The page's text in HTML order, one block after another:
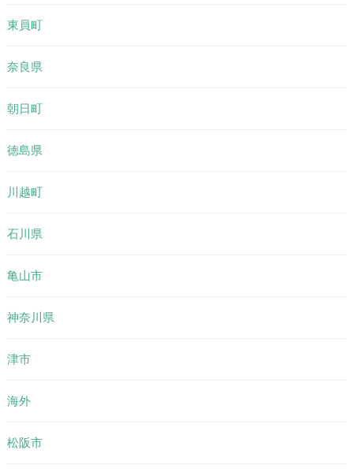
東員町
奈良県
朝日町
徳島県
川越町
石川県
亀山市
神奈川県
津市
海外
松阪市